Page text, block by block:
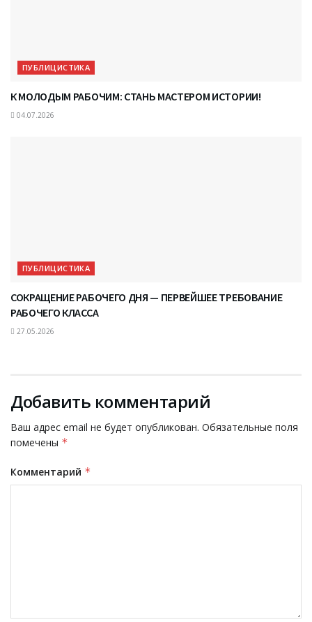
ПУБЛИЦИСТИКА
К МОЛОДЫМ РАБОЧИМ: СТАНЬ МАСТЕРОМ ИСТОРИИ!
04.07.2026
ПУБЛИЦИСТИКА
СОКРАЩЕНИЕ РАБОЧЕГО ДНЯ — ПЕРВЕЙШЕЕ ТРЕБОВАНИЕ
РАБОЧЕГО КЛАССА
27.05.2026
Добавить комментарий
Ваш адрес email не будет опубликован. Обязательные поля
помечены *
Комментарий *